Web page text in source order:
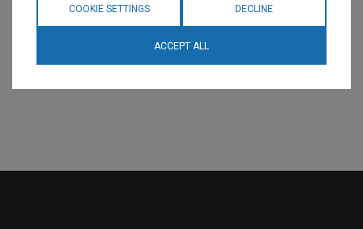
DECLINE
COOKIE SETTINGS
ACCEPT ALL